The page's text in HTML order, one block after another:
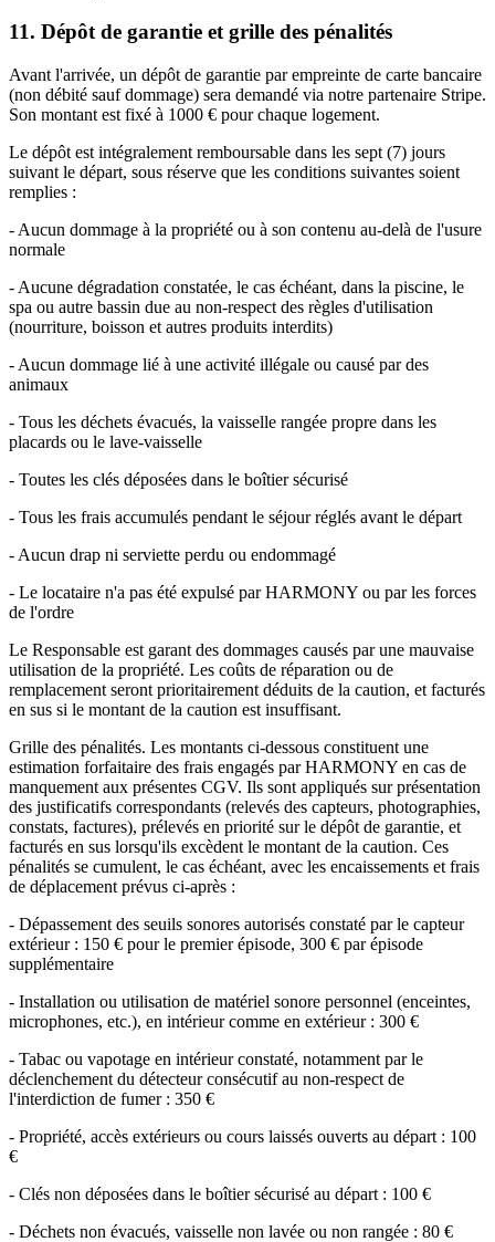
11. Dépôt de garantie et grille des pénalités
Avant l'arrivée, un dépôt de garantie par empreinte de carte bancaire
(non débité sauf dommage) sera demandé via notre partenaire Stripe.
Son montant est fixé à 1000 € pour chaque logement.
Le dépôt est intégralement remboursable dans les sept (7) jours
suivant le départ, sous réserve que les conditions suivantes soient
remplies :
- Aucun dommage à la propriété ou à son contenu au-delà de l'usure
normale
- Aucune dégradation constatée, le cas échéant, dans la piscine, le
spa ou autre bassin due au non-respect des règles d'utilisation
(nourriture, boisson et autres produits interdits)
- Aucun dommage lié à une activité illégale ou causé par des
animaux
- Tous les déchets évacués, la vaisselle rangée propre dans les
placards ou le lave-vaisselle
- Toutes les clés déposées dans le boîtier sécurisé
- Tous les frais accumulés pendant le séjour réglés avant le départ
- Aucun drap ni serviette perdu ou endommagé
- Le locataire n'a pas été expulsé par HARMONY ou par les forces
de l'ordre
Le Responsable est garant des dommages causés par une mauvaise
utilisation de la propriété. Les coûts de réparation ou de
remplacement seront prioritairement déduits de la caution, et facturés
en sus si le montant de la caution est insuffisant.
Grille des pénalités. Les montants ci-dessous constituent une
estimation forfaitaire des frais engagés par HARMONY en cas de
manquement aux présentes CGV. Ils sont appliqués sur présentation
des justificatifs correspondants (relevés des capteurs, photographies,
constats, factures), prélevés en priorité sur le dépôt de garantie, et
facturés en sus lorsqu'ils excèdent le montant de la caution. Ces
pénalités se cumulent, le cas échéant, avec les encaissements et frais
de déplacement prévus ci-après :
- Dépassement des seuils sonores autorisés constaté par le capteur
extérieur : 150 € pour le premier épisode, 300 € par épisode
supplémentaire
- Installation ou utilisation de matériel sonore personnel (enceintes,
microphones, etc.), en intérieur comme en extérieur : 300 €
- Tabac ou vapotage en intérieur constaté, notamment par le
déclenchement du détecteur consécutif au non-respect de
l'interdiction de fumer : 350 €
- Propriété, accès extérieurs ou cours laissés ouverts au départ : 100
€
- Clés non déposées dans le boîtier sécurisé au départ : 100 €
- Déchets non évacués, vaisselle non lavée ou non rangée : 80 €